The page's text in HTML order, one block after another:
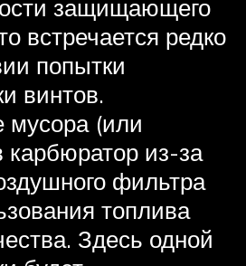
защищающего
встречается редко
попытки
винтов.
мусора (или
карбюратор из-за
фильтра
топлива
Здесь одной